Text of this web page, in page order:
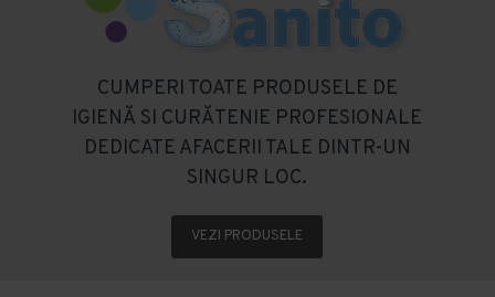
CUMPERI TOATE PRODUSELE DE
IGIENĂ SI CURĂTENIE PROFESIONALE
DEDICATE AFACERII TALE DINTR-UN
SINGUR LOC.
VEZI PRODUSELE